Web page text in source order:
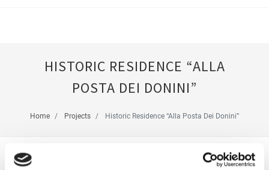
HISTORIC RESIDENCE “ALLA
POSTA DEI DONINI”
Home Projects Historic Residence “Alla Posta Dei Donini”